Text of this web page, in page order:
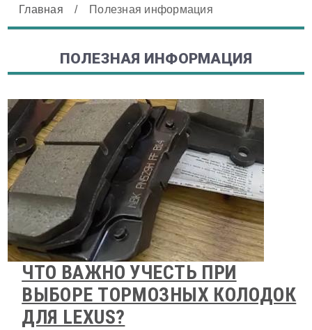
Главная / Полезная информация
ПОЛЕЗНАЯ ИНФОРМАЦИЯ
ЧТО ВАЖНО УЧЕСТЬ ПРИ
ВЫБОРЕ ТОРМОЗНЫХ КОЛОДОК
ДЛЯ LEXUS?